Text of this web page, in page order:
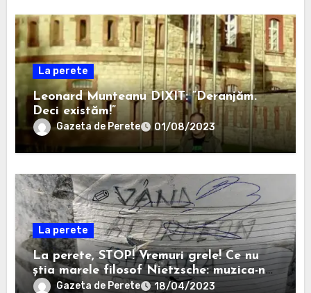
La perete
Leonard Munteanu DIXIT: ”Deranjăm.
Deci existăm!”
Gazeta de Perete 01/08/2023
La perete
La perete, STOP! Vremuri grele! Ce nu
știa marele filosof Nietzsche: muzica-n
faliment, nu-i așa?
Gazeta de Perete 18/04/2023